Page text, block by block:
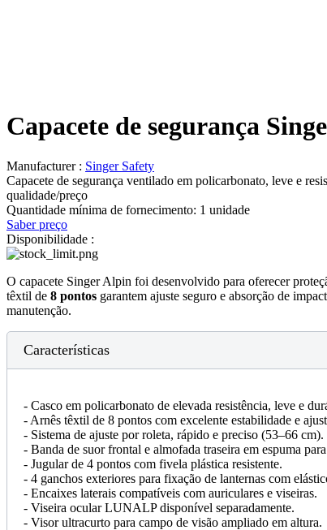
Capacete de segurança
Manufacturer : Singer Safety
Capacete de segurança ventilado em policarbonato, leve e
qualidade/preço
Quantidade mínima de fornecimento: 1 unidade
Saber preço
Disponibilidade :
O capacete Singer Alpin foi desenvolvido para oferecer
têxtil de 8 pontos garantem ajuste seguro e absorção de
manutenção.
Características
- Casco em policarbonato de elevada resistência, leve e
- Arnês têxtil de 8 pontos com excelente estabilidade e
- Sistema de ajuste por roleta, rápido e preciso (53–66 cm).
- Banda de suor frontal e almofada traseira em espuma
- Jugular de 4 pontos com fivela plástica resistente.
- 4 ganchos exteriores para fixação de lanternas com
- Encaixes laterais compatíveis com auriculares e viseiras.
- Viseira ocular LUNALP disponível separadamente.
- Visor ultracurto para campo de visão ampliado em altura.